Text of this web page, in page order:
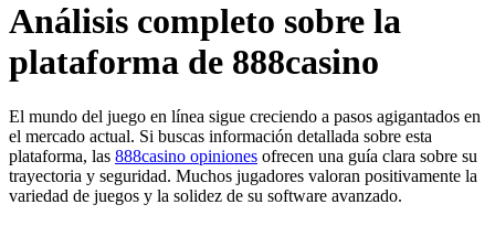
Análisis completo sobre la
plataforma de 888casino
El mundo del juego en línea sigue creciendo a pasos agigantados en
el mercado actual. Si buscas información detallada sobre esta
plataforma, las 888casino opiniones ofrecen una guía clara sobre su
trayectoria y seguridad. Muchos jugadores valoran positivamente la
variedad de juegos y la solidez de su software avanzado.